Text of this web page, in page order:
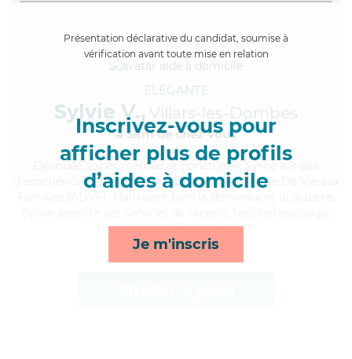
Présentation déclarative du candidat, soumise à
vérification avant toute mise en relation
Inscrivez-vous pour
afficher plus de profils
d’aides à domicile
Je m'inscris
ÉLÉGANTE
Sylvie V., Villars-les-Dombes
à 5km de chez Vous
, expérimentée et ponctuelle, Sylvie a 9 ans
d'expérience et possède un diplôme d'Assistante De Vie aux
repas et surveillance de nuit*